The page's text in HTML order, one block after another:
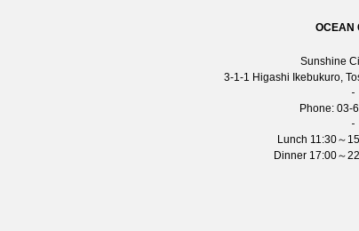
OCEAN
Sunshine
3-1-1 Higashi Ikebukuro,
Phone: 03-
Lunch 11:30～
Dinner 17:00～